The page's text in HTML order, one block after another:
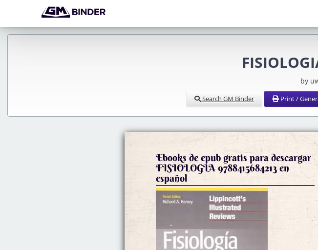
by
Search GM Binder Print /
Ebooks de epub gratis para descargar
FISIOLOGIA 9788415684213 en
español